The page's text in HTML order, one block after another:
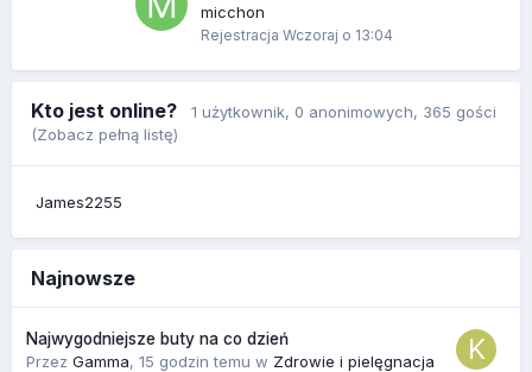
micchon
Rejestracja Wczoraj o 13:04
Kto jest online? 1 użytkownik, 0 anonimowych, 365 gości
(Zobacz pełną listę)
James2255
Najnowsze
Najwygodniejsze buty na co dzień
Przez Gamma, 15 godzin temu w Zdrowie i pielęgnacja